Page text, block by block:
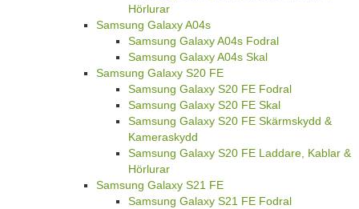
Hörlurar
Samsung Galaxy A04s
Samsung Galaxy A04s Fodral
Samsung Galaxy A04s Skal
Samsung Galaxy S20 FE
Samsung Galaxy S20 FE Fodral
Samsung Galaxy S20 FE Skal
Samsung Galaxy S20 FE Skärmskydd &
Kameraskydd
Samsung Galaxy S20 FE Laddare, Kablar &
Hörlurar
Samsung Galaxy S21 FE
Samsung Galaxy S21 FE Fodral